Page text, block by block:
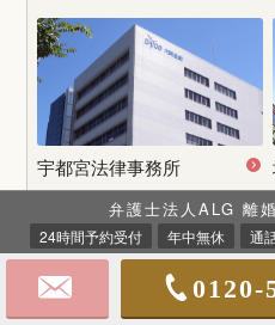
宇都宮法律事務所
弁護士法人ALG 離
24時間予約受付 年中無休 通
0120-